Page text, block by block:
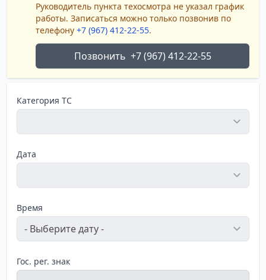
Руководитель пункта техосмотра не указал график
работы. Записаться можно только позвонив по
телефону +7 (967) 412-22-55.
Позвонить +7 (967) 412-22-55
Категория ТС
Дата
Время
Гос. рег. знак